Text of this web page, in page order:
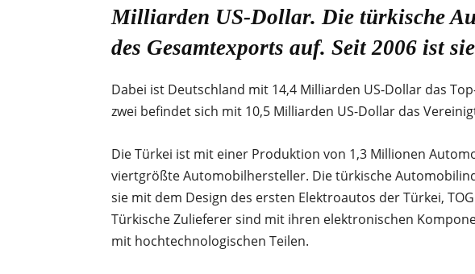
Milliarden US-Dollar. Die türkische
des Gesamtexports auf. Seit 2006 ist
Dabei ist Deutschland mit 14,4 Milliarden US-Dollar das
zwei befindet sich mit 10,5 Milliarden US-Dollar das
Die Türkei ist mit einer Produktion von 1,3 Millionen
viertgrößte Automobilhersteller. Die türkische
sie mit dem Design des ersten Elektroautos der Türkei,
Türkische Zulieferer sind mit ihren elektronischen
mit hochtechnologischen Teilen.